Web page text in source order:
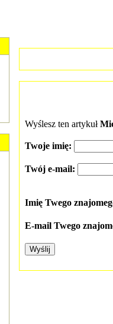
Wyślesz ten artykuł
Twoje imię:
Twój e-mail:
Imię Twego
E-mail Twego